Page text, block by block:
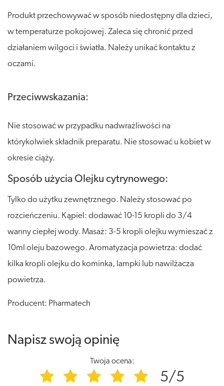
Produkt przechowywać w sposób niedostępny dla dzieci,
w temperaturze pokojowej. Zaleca się chronić przed
działaniem wilgoci i światła. Należy unikać kontaktu z
oczami.
Przeciwwskazania:
Nie stosować w przypadku nadwrażliwości na
którykolwiek składnik preparatu. Nie stosować u kobiet w
okresie ciąży.
Sposób użycia Olejku cytrynowego:
Tylko do użytku zewnętrznego. Należy stosować po
rozcieńczeniu. Kąpiel: dodawać 10-15 kropli do 3/4
wanny ciepłej wody. Masaż: 3-5 kropli olejku wymieszać z
10ml oleju bazowego. Aromatyzacja powietrza: dodać
kilka kropli olejku do kominka, lampki lub nawilżacza
powietrza.
Producent: Pharmatech
Napisz swoją opinię
Twoja ocena:
5/5